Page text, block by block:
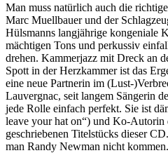
Man muss natürlich auch die
Marc Muellbauer und der
Hülsmanns langjährige kongeniale
mächtigen Tons und perkussiv
drehen. Kammerjazz mit Dreck an
Spott in der Herzkammer ist das
eine neue Partnerin im (Lust-
Lauvergnac, seit langem Sängerin
jede Rolle einfach perfekt. Sie ist
leave your hat on“) und Ko-Autorin
geschriebenen Titelstücks dieser
man Randy Newman nicht kommen.